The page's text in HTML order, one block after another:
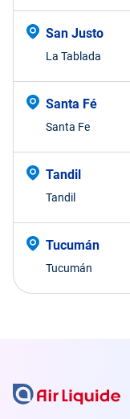
San Justo
La Tablada
Santa Fé
Santa Fe
Tandil
Tandil
Tucumán
Tucumán